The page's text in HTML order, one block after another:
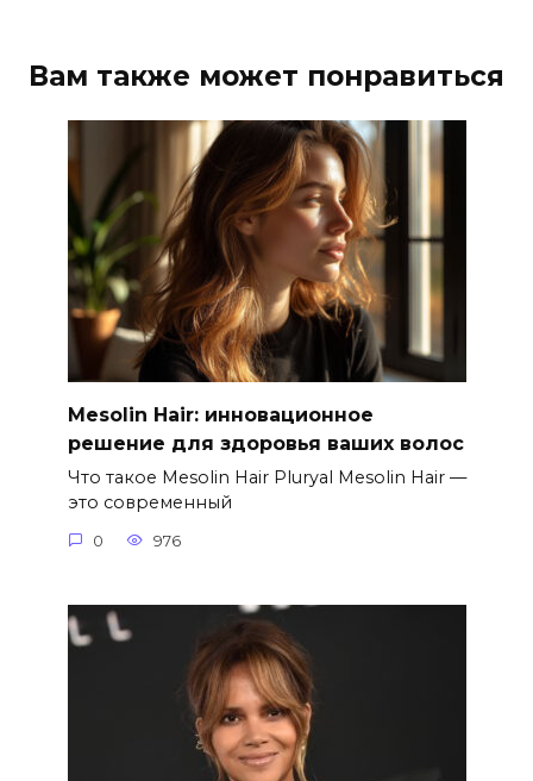
Вам также может понравиться
Mesolin Hair: инновационное
решение для здоровья ваших волос
Что такое Mesolin Hair Pluryal Mesolin Hair —
это современный
0 976